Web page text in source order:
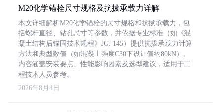
M20化学锚栓尺寸规格及抗拔承载力详解
本文详细解析M20化学锚栓的尺寸规格和抗拔承载力，包
括螺杆直径、钻孔尺寸等参数，并依据专业标准（如《混
凝土结构后锚固技术规程》JGJ 145）提供抗拔承载力计算
方法和典型数值（如混凝土强度C30下设计值约80kN）。
内容涵盖安装要点、性能影响因素及选型建议，适用于工
程技术人员参考。
2026年8月4日